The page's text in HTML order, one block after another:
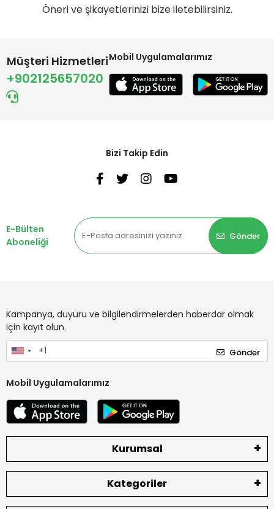
Öneri ve şikayetlerinizi bize iletebilirsiniz.
Müşteri Hizmetleri
+902125657020
Mobil Uygulamalarımız
Bizi Takip Edin
E-Bülten
Aboneliği
Gönder
Kampanya, duyuru ve bilgilendirmelerden haberdar olmak
için kayıt olun.
Gönder
Mobil Uygulamalarımız
Kurumsal
Kategoriler